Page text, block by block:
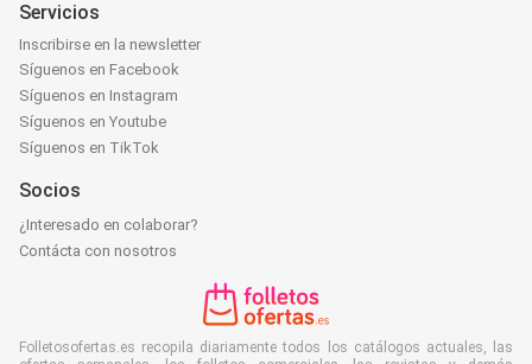
Servicios
Inscribirse en la newsletter
Síguenos en Facebook
Síguenos en Instagram
Síguenos en Youtube
Síguenos en TikTok
Socios
¿Interesado en colaborar?
Contácta con nosotros
Folletosofertas.es recopila diariamente todos los catálogos actuales, las